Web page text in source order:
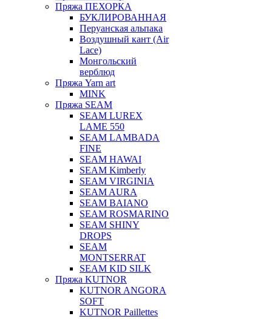
Пряжа ПЕХОРКА
БУКЛИРОВАННАЯ
Перуанская альпака
Воздушный кант (Air
Lace)
Монгольский
верблюд
Пряжа Yarn art
MINK
Пряжа SEAM
SEAM LUREX
LAME 550
SEAM LAMBADA
FINE
SEAM HAWAI
SEAM Kimberly
SEAM VIRGINIA
SEAM AURA
SEAM BAIANO
SEAM ROSMARINO
SEAM SHINY
DROPS
SEAM
MONTSERRAT
SEAM KID SILK
Пряжа KUTNOR
KUTNOR ANGORA
SOFT
KUTNOR Paillettes